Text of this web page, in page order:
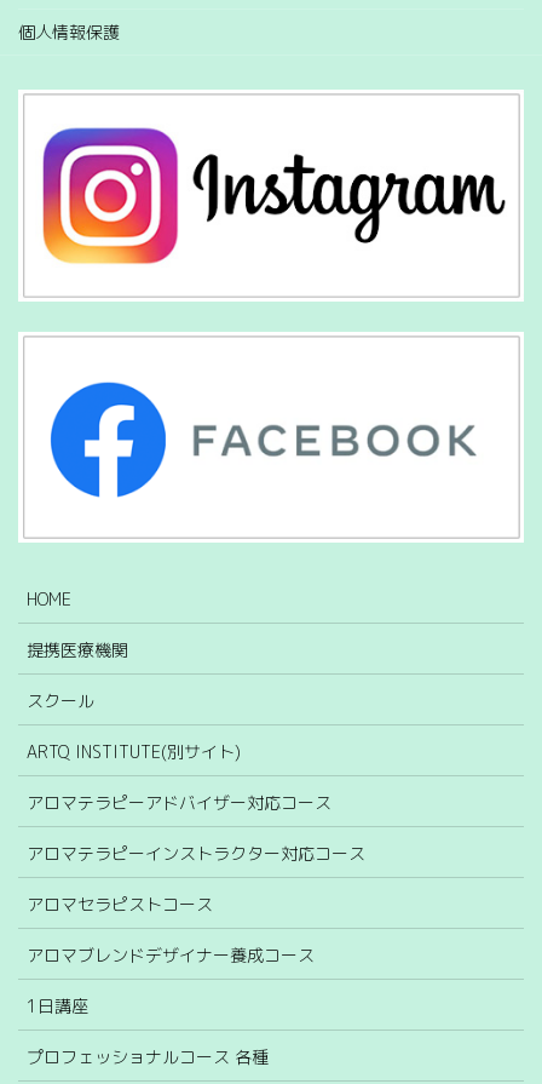
個人情報保護
HOME
提携医療機関
スクール
ARTQ INSTITUTE(別サイト)
アロマテラピーアドバイザー対応コース
アロマテラピーインストラクター対応コース
アロマセラピストコース
アロマブレンドデザイナー養成コース
1日講座
プロフェッショナルコース 各種